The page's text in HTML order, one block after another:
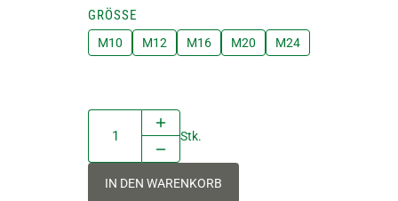
GRÖSSE
M10 M12 M16 M20 M24
Stk.
IN DEN WARENKORB